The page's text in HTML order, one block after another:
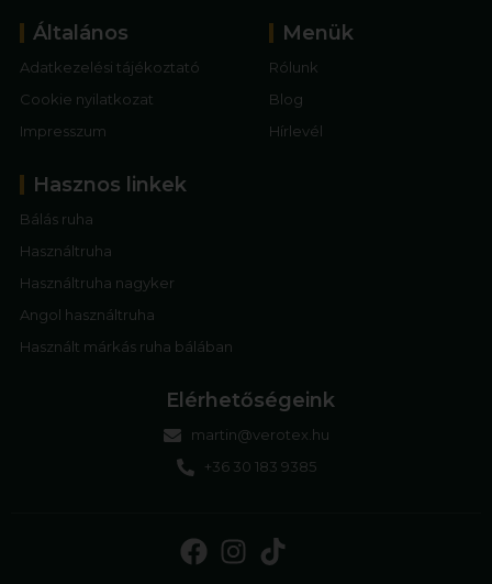
Általános
Adatkezelési tájékoztató
Cookie nyilatkozat
Impresszum
Menük
Rólunk
Blog
Hírlevél
Hasznos linkek
Bálás ruha
Használtruha
Használtruha nagyker
Angol használtruha
Használt márkás ruha bálában
Elérhetőségeink
martin@verotex.hu
+36 30 183 9385